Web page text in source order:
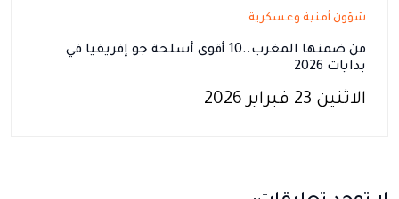
شؤون أمنية وعسكرية
من ضمنها المغرب..10 أقوى أسلحة جو إفريقيا في
بدايات 2026
الاثنين 23 فبراير 2026